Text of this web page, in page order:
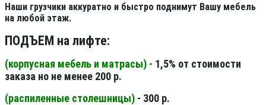
Наши грузчики аккуратно и быстро поднимут Вашу мебель
на любой этаж.
ПОДЪЕМ на лифте:
(корпусная мебель и матрасы) - 1,5% от стоимости
заказа но не менее 200 р.
(распиленные столешницы) - 300 р.